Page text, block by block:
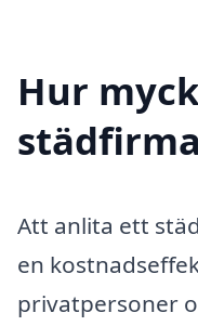
Hur
Att anlita ett
en
privatpersoner